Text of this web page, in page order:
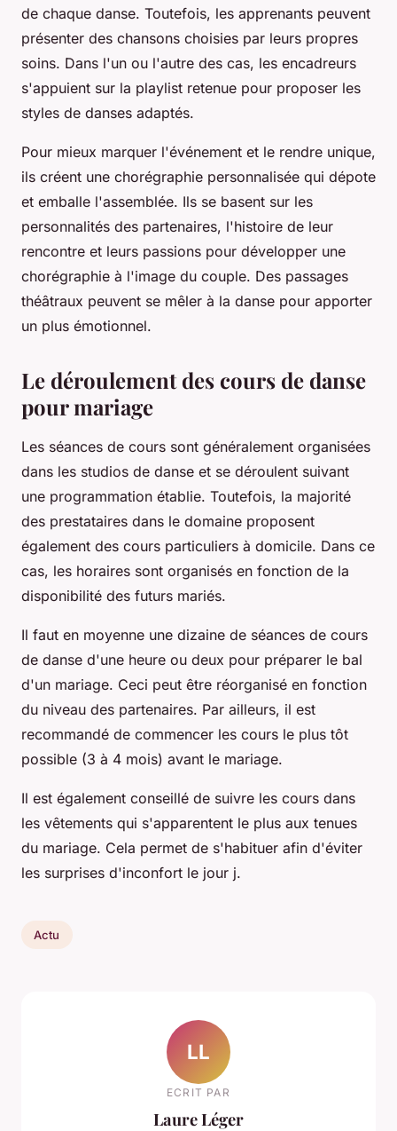
de chaque danse. Toutefois, les apprenants peuvent
présenter des chansons choisies par leurs propres
soins. Dans l'un ou l'autre des cas, les encadreurs
s'appuient sur la playlist retenue pour proposer les
styles de danses adaptés.
Pour mieux marquer l'événement et le rendre unique,
ils créent une chorégraphie personnalisée qui dépote
et emballe l'assemblée. Ils se basent sur les
personnalités des partenaires, l'histoire de leur
rencontre et leurs passions pour développer une
chorégraphie à l'image du couple. Des passages
théâtraux peuvent se mêler à la danse pour apporter
un plus émotionnel.
Le déroulement des cours de danse
pour mariage
Les séances de cours sont généralement organisées
dans les studios de danse et se déroulent suivant
une programmation établie. Toutefois, la majorité
des prestataires dans le domaine proposent
également des cours particuliers à domicile. Dans ce
cas, les horaires sont organisés en fonction de la
disponibilité des futurs mariés.
Il faut en moyenne une dizaine de séances de cours
de danse d'une heure ou deux pour préparer le bal
d'un mariage. Ceci peut être réorganisé en fonction
du niveau des partenaires. Par ailleurs, il est
recommandé de commencer les cours le plus tôt
possible (3 à 4 mois) avant le mariage.
Il est également conseillé de suivre les cours dans
les vêtements qui s'apparentent le plus aux tenues
du mariage. Cela permet de s'habituer afin d'éviter
les surprises d'inconfort le jour j.
Actu
LL
ECRIT PAR
Laure Léger